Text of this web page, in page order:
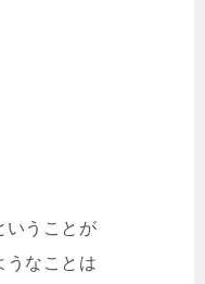
いうことが
うなことは